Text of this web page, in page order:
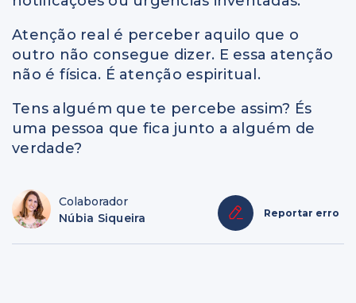
Atenção real é perceber aquilo que o
outro não consegue dizer. E essa atenção
não é física. É atenção espiritual.
Tens alguém que te percebe assim? És
uma pessoa que fica junto a alguém de
verdade?
Colaborador
Núbia Siqueira
Reportar erro